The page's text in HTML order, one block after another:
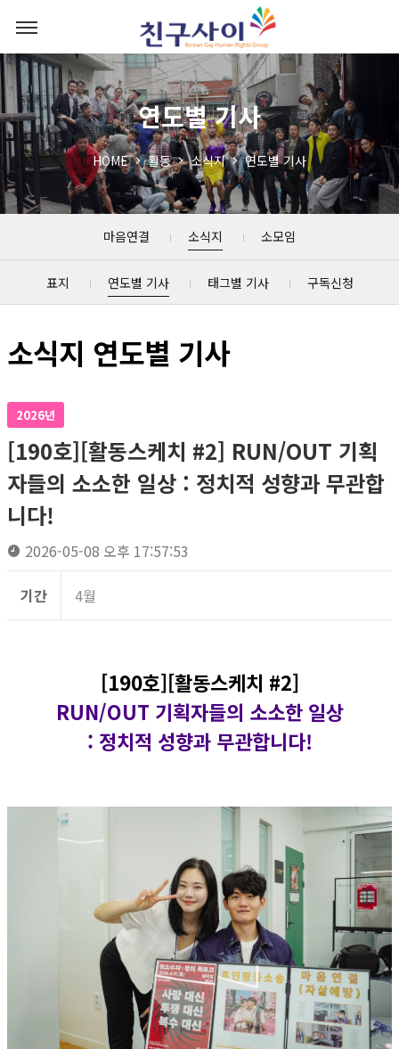
연도별 기사
HOME 활동 소식지 연도별 기사
마음연결 소식지 소모임
표지 연도별 기사 태그별 기사 구독신청
소식지 연도별 기사
2026년
[190호][활동스케치 #2] RUN/OUT 기획
자들의 소소한 일상 : 정치적 성향과 무관합
니다!
2026-05-08 오후 17:57:53
기간 4월
[190호][활동스케치 #2]
RUN/OUT 기획자들의 소소한 일상
: 정치적 성향과 무관합니다!